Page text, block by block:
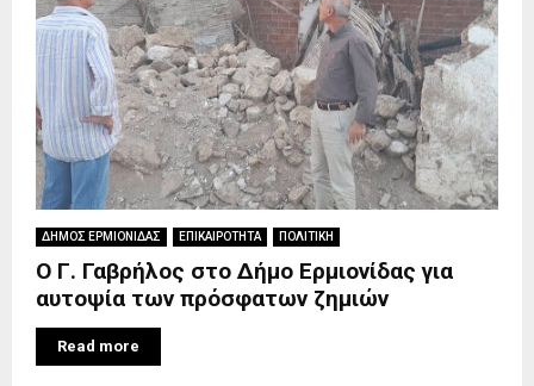
ΔΗΜΟΣ ΕΡΜΙΟΝΙΔΑΣ ΕΠΙΚΑΙΡΟΤΗΤΑ ΠΟΛΙΤΙΚΗ
Ο Γ. Γαβρήλος στο Δήμο Ερμιονίδας για
αυτοψία των πρόσφατων ζημιών
Read more